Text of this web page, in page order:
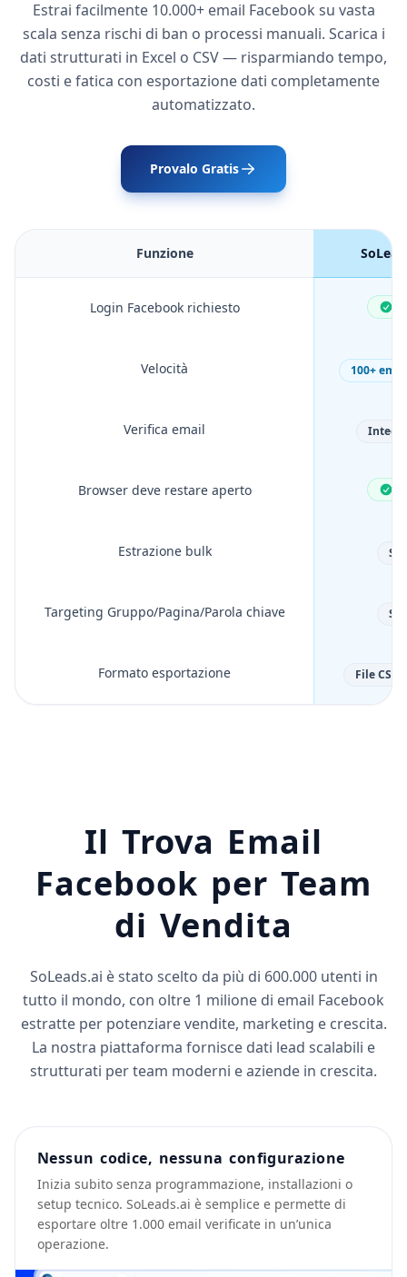
Estrai facilmente 10.000+ email Facebook su vasta
scala senza rischi di ban o processi manuali. Scarica i
dati strutturati in Excel o CSV — risparmiando tempo,
costi e fatica con esportazione dati completamente
automatizzato.
Provalo Gratis
Funzione
Login Facebook richiesto
Velocità 100+
Verifica email
Browser deve restare aperto
Estrazione bulk Sì
Targeting Gruppo/Pagina/Parola chiave Sì
Formato esportazione File CSV,
Il Trova Email
Facebook per Team
di Vendita
SoLeads.ai è stato scelto da più di 600.000 utenti in
tutto il mondo, con oltre 1 milione di email Facebook
estratte per potenziare vendite, marketing e crescita.
La nostra piattaforma fornisce dati lead scalabili e
strutturati per team moderni e aziende in crescita.
Nessun codice, nessuna configurazione
Inizia subito senza programmazione, installazioni o
setup tecnico. SoLeads.ai è semplice e permette di
esportare oltre 1.000 email verificate in un’unica
operazione.